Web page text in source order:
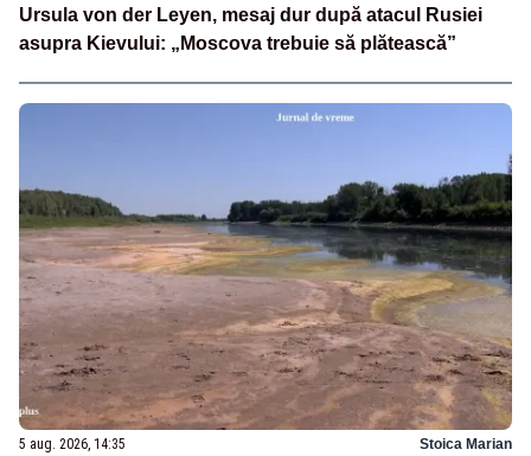
Ursula von der Leyen, mesaj dur după atacul Rusiei
asupra Kievului: „Moscova trebuie să plătească”
5 aug. 2026, 14:35 Stoica Marian